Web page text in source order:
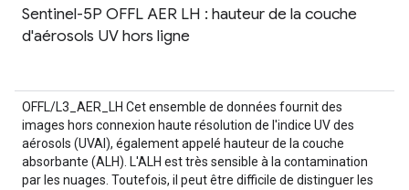
Sentinel-5P OFFL AER LH : hauteur de la couche
d'aérosols UV hors ligne
OFFL/L3_AER_LH Cet ensemble de données fournit des
images hors connexion haute résolution de l'indice UV des
aérosols (UVAI), également appelé hauteur de la couche
absorbante (ALH). L'ALH est très sensible à la contamination
par les nuages. Toutefois, il peut être difficile de distinguer les